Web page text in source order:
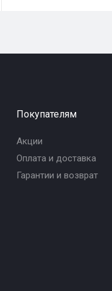
Покупателям
Акции
Оплата и доставка
Гарантии и возврат